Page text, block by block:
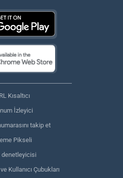
Kısaltıcı
İzleyici
takip et
Pikseli
denetleyicisi
Kullanıcı Çubukları